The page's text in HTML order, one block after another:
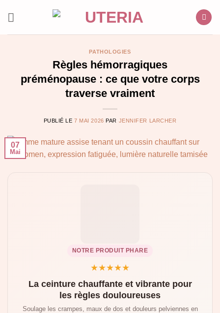
PATHOLOGIES
Règles hémorragiques
préménopause : ce que votre corps
traverse vraiment
PUBLIÉ LE7 MAI 2026 PAR JENNIFER LARCHER
07
Mai
NOTRE PRODUIT PHARE
★★★★★
La ceinture chauffante et vibrante pour
les règles douloureuses
Soulage les crampes, maux de dos et douleurs pelviennes en